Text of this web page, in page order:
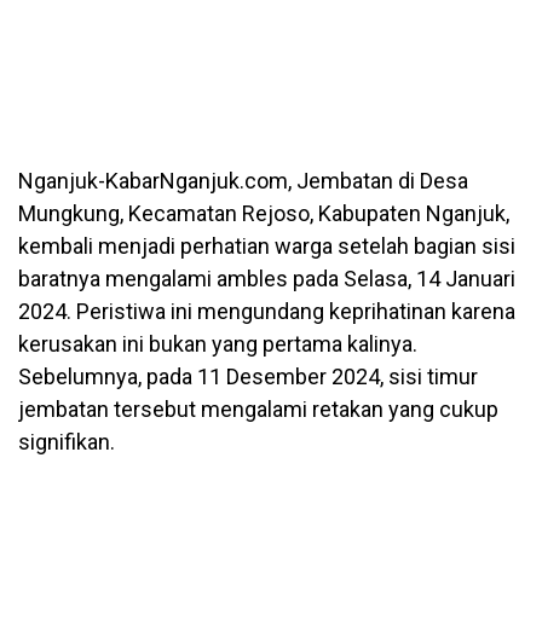
Nganjuk-KabarNganjuk.com, Jembatan di Desa
Mungkung, Kecamatan Rejoso, Kabupaten Nganjuk,
kembali menjadi perhatian warga setelah bagian sisi
baratnya mengalami ambles pada Selasa, 14 Januari
2024. Peristiwa ini mengundang keprihatinan karena
kerusakan ini bukan yang pertama kalinya.
Sebelumnya, pada 11 Desember 2024, sisi timur
jembatan tersebut mengalami retakan yang cukup
signifikan.